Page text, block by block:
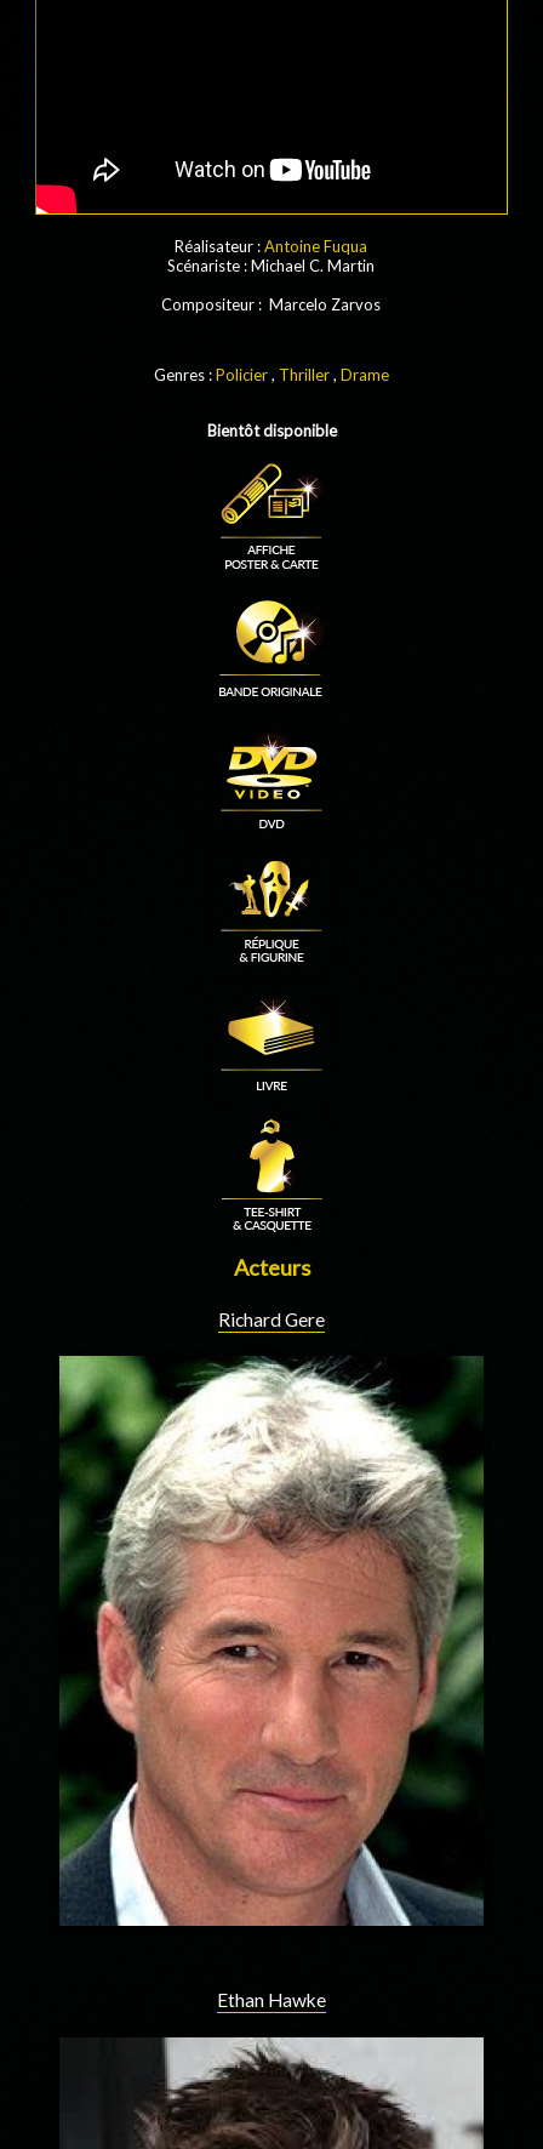
Réalisateur :Antoine Fuqua
Scénariste : Michael C. Martin
Compositeur :Marcelo Zarvos
Genres :Policier, Thriller, Drame
Bientôt disponible
Acteurs
Richard Gere
Ethan Hawke